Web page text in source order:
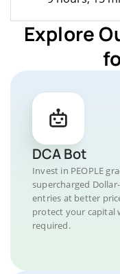
Explore
DCA Bot
Invest in PEOPLE
supercharged
entries at better
protect your capital
required.